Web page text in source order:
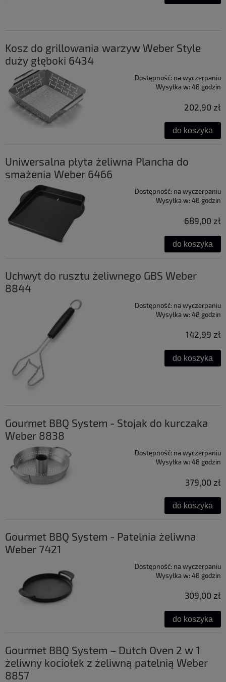
Kosz do grillowania warzyw Weber Style
duży głęboki 6434
Dostępność: na wyczerpaniu
Wysyłka w: 48 godzin
202,90 zł
do koszyka
Uniwersalna płyta żeliwna Plancha do
smażenia Weber 6466
Dostępność: na wyczerpaniu
Wysyłka w: 48 godzin
689,00 zł
do koszyka
Uchwyt do rusztu żeliwnego GBS Weber
8844
Dostępność: na wyczerpaniu
Wysyłka w: 48 godzin
142,99 zł
do koszyka
Gourmet BBQ System - Stojak do kurczaka
Weber 8838
Dostępność: na wyczerpaniu
Wysyłka w: 48 godzin
379,00 zł
do koszyka
Gourmet BBQ System - Patelnia żeliwna
Weber 7421
Dostępność: na wyczerpaniu
Wysyłka w: 48 godzin
309,00 zł
do koszyka
Gourmet BBQ System – Dutch Oven 2 w 1
żeliwny kociołek z żeliwną patelnią Weber
8857